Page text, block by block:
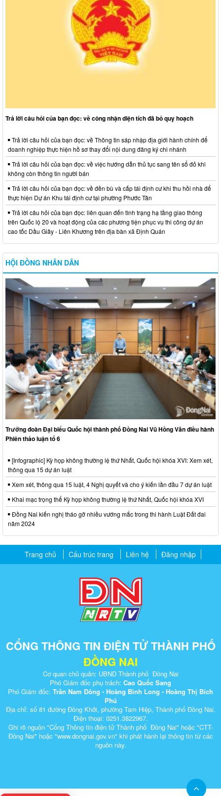
Trả lời câu hỏi của bạn đọc: về công nhận diện tích đã bỏ quy hoạch
Trả lời câu hỏi của bạn đọc: về Thông tin sáp nhập địa giới hành chính để
doanh nghiệp thực hiện hồ sơ thay đổi nội dung đăng ký chi nhánh
Trả lời câu hỏi của bạn đọc: về việc hướng dẫn thủ tục sang tên sổ đỏ khi
không còn thông tin người bán
Trả lời câu hỏi của bạn đọc: về đền bù và cấp tái định cư khi thu hồi nhà để
thực hiện Dự án Khu tái định cư tại phường Phước Tân
Trả lời câu hỏi của bạn đọc: liên quan đến tình trạng hạ tầng giao thông
trên Quốc lộ 20 và hoạt động của các phương tiện phục vụ thi công dự án
cao tốc Dầu Giây - Liên Khương trên địa bàn xã Định Quán
HỘI ĐỒNG NHÂN DÂN
Trưởng đoàn Đại biểu Quốc hội thành phố Đồng Nai Vũ Hồng Văn điều hành
Phiên thảo luận tổ 6
[Infographic] Kỳ họp không thường lệ thứ Nhất, Quốc hội khóa XVI: Xem xét,
thông qua 15 dự án luật
Xem xét, thông qua 15 luật, 4 Nghị quyết và cho ý kiến lần đầu 7 dự án luật
Khai mạc trọng thể Kỳ họp không thường lệ thứ Nhất, Quốc hội khóa XVI
Đồng Nai kiến nghị tháo gỡ nhiều vướng mắc trong thi hành Luật Đất đai
năm 2024
Trang chủ Cấu trúc trang Liên hệ Đăng nhập
CỔNG THÔNG TIN ĐIỆN TỬ THÀNH PHỐ
ĐỒNG NAI
Cơ quan chủ quản: UBND Thành phố Đồng Nai
Phó Giám đốc phụ trách: Cao Quốc Sang
Phó Giám đốc: Trần Nam Đông - Hoàng Bình Long - Hoàng Thị Bích
Phú
Địa chỉ: số 81 đường Đồng Khởi, phường Tam Hiệp, Thành phố Đồng Nai.
Điện thoại: 0251.3822967.
Ghi rõ nguồn "Cổng Thông tin điện tử Thành phố Đồng Nai" hoặc "CTT-
Đồng Nai" hoặc "www.dongnai.g​ov.vn" khi ​phát hành lại thông tin từ các
nguồn này.​